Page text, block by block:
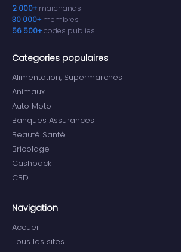
2 000+ marchands
30 000+ membres
56 500+codes publies
Categories populaires
Alimentation, Supermarchés
Animaux
Auto Moto
Banques Assurances
Beauté Santé
Bricolage
Cashback
CBD
Navigation
Accueil
Tous les sites